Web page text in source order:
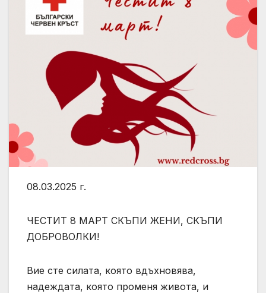
08.03.2025 г.
ЧЕСТИТ 8 МАРТ СКЪПИ ЖЕНИ, СКЪПИ
ДОБРОВОЛКИ!
Вие сте силата, която вдъхновява,
надеждата, която променя живота, и